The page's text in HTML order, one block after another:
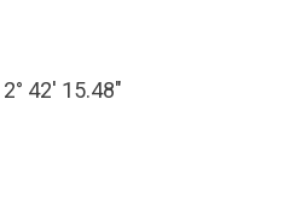
42′ 15.48″